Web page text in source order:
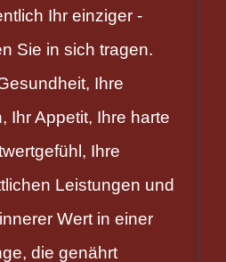
Ihr einziger -
Sie in sich tragen.
Ihre
Ihr Appetit, Ihre harte
Ihre
Leistungen und
Wert in einer
die genährt